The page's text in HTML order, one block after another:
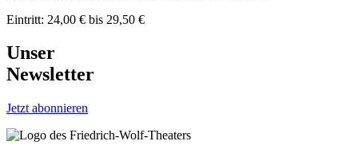
Eintritt: 24,00 € bis 29,50 €
Unser
Newsletter
Jetzt abonnieren